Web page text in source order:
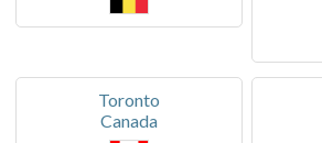
Toronto
Canada